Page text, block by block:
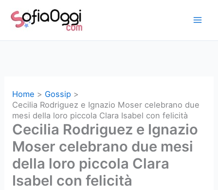
Home
Gossip
Cecilia Rodriguez e Ignazio Moser celebrano due
mesi della loro piccola Clara Isabel con felicità
Cecilia Rodriguez e Ignazio
Moser celebrano due mesi
della loro piccola Clara
Isabel con felicità